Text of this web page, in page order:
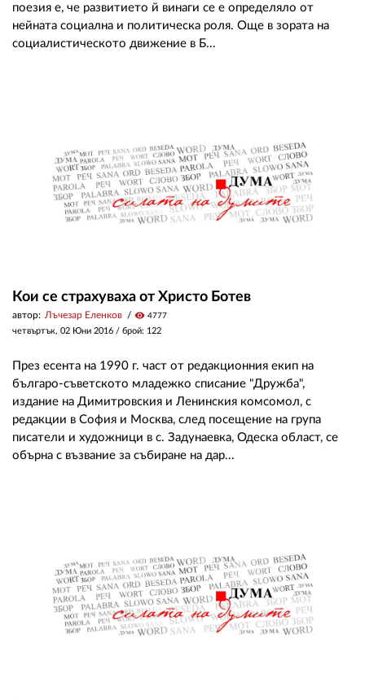
поезия е, че развитието й винаги се е определяло от
нейната социална и политическа роля. Още в зората на
социалистическото движение в Б...
Кои се страхуваха от Христо Ботев
автор: Лъчезар Еленков visibility 4777
четвъртък, 02 Юни 2016 / брой: 122
През есента на 1990 г. част от редакционния екип на
българо-съветското младежко списание "Дружба",
издание на Димитровския и Ленинския комсомол, с
редакции в София и Москва, след посещение на група
писатели и художници в с. Задунаевка, Одеска област, се
обърна с възвание за събиране на дар...